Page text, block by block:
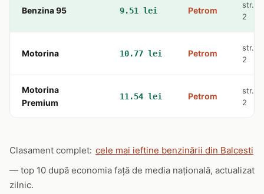
Benzina 95 9.51 lei Petrom
str.
2
Motorina 10.77 lei Petrom
str.
2
Motorina
Premium
11.54 lei Petrom
str.
2
Clasament complet: cele mai ieftine benzinării din Balcesti
— top 10 după economia față de media națională, actualizat
zilnic.